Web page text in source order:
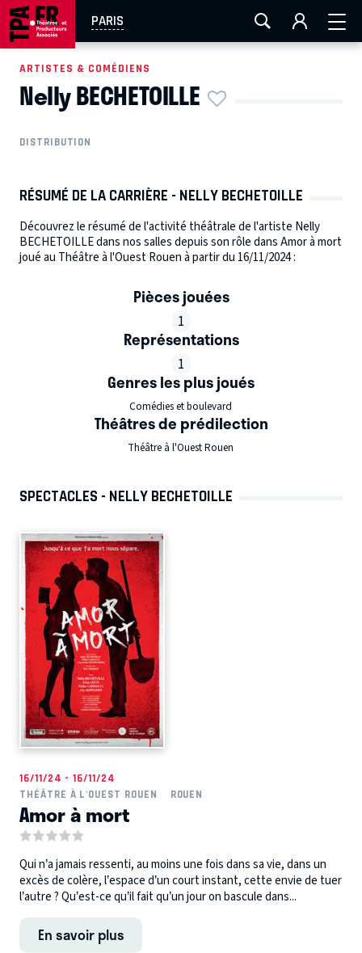
PARIS
AIX-MARSEILLE LA ROCHELLE
EN TOURNÉE
ARTISTES & COMÉDIENS
Nelly BECHETOILLE
DISTRIBUTION
RÉSUMÉ DE LA CARRIÈRE - NELLY BECHETOILLE
Découvrez le résumé de l'activité théâtrale de l'artiste Nelly
BECHETOILLE dans nos salles depuis son rôle dans Amor à mort
joué au Théâtre à l'Ouest Rouen à partir du 16/11/2024 :
Pièces jouées
1
Représentations
1
Genres les plus joués
Comédies et boulevard
Théâtres de prédilection
Théâtre à l'Ouest Rouen
SPECTACLES - NELLY BECHETOILLE
16/11/24 - 16/11/24
THÉÂTRE À L'OUEST ROUEN
ROUEN
Amor à mort
Qui n’a jamais ressenti, au moins une fois dans sa vie, dans un
excès de colère, l’espace d’un court instant, cette envie de tuer
l’autre ? Qu’est-ce qu’il fait qu’un jour on bascule dans...
En savoir plus